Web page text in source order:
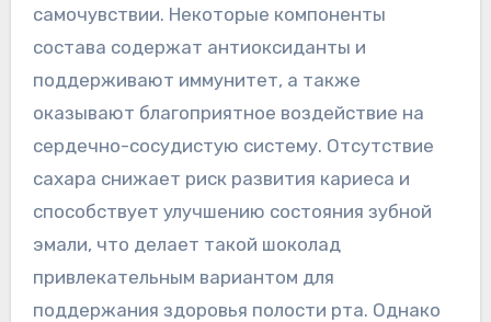
самочувствии. Некоторые компоненты
состава содержат антиоксиданты и
поддерживают иммунитет, а также
оказывают благоприятное воздействие на
сердечно-сосудистую систему. Отсутствие
сахара снижает риск развития кариеса и
способствует улучшению состояния зубной
эмали, что делает такой шоколад
привлекательным вариантом для
поддержания здоровья полости рта. Однако